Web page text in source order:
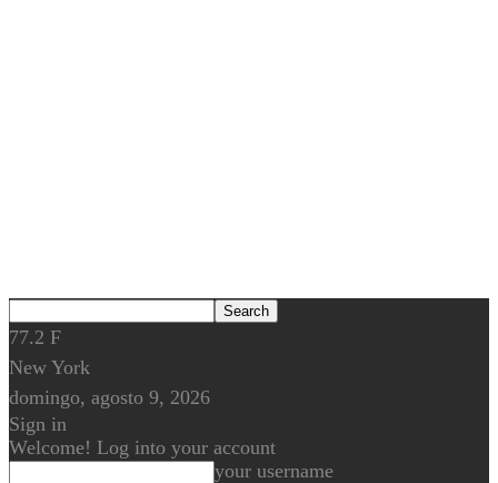
77.2 F
New York
domingo, agosto 9, 2026
Sign in
Welcome! Log into your account
your username